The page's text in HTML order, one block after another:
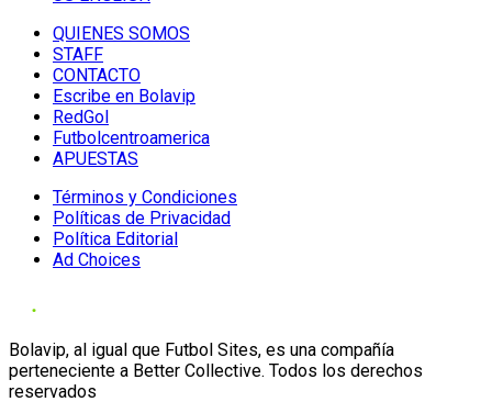
QUIENES SOMOS
STAFF
CONTACTO
Escribe en Bolavip
RedGol
Futbolcentroamerica
APUESTAS
Términos y Condiciones
Políticas de Privacidad
Política Editorial
Ad Choices
Bolavip, al igual que Futbol Sites, es una compañía
perteneciente a Better Collective. Todos los derechos
reservados